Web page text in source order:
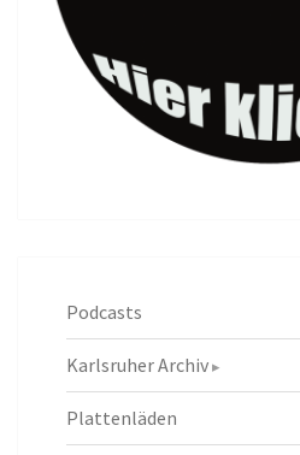
Podcasts
Karlsruher Archiv
Plattenläden